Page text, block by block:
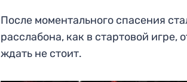
После моментального спасения
расслабона, как в стартовой игре,
ждать не стоит.